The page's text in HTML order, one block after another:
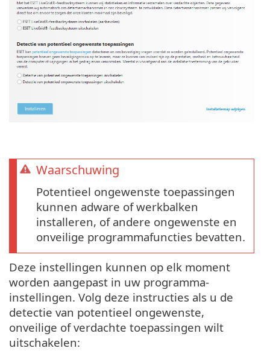
Waarschuwing
Potentieel ongewenste toepassingen
kunnen adware of werkbalken
installeren, of andere ongewenste en
onveilige programmafuncties bevatten.
Deze instellingen kunnen op elk moment
worden aangepast in uw programma-
instellingen. Volg deze instructies als u de
detectie van potentieel ongewenste,
onveilige of verdachte toepassingen wilt
uitschakelen: